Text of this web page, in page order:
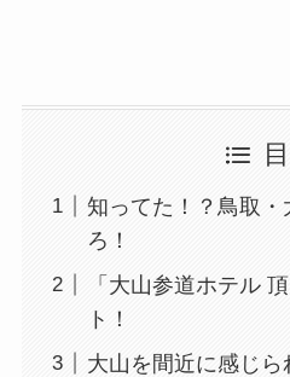
知ってた！？鳥取・
ろ！
「大山参道ホテル
ト！
大山を間近に感じら